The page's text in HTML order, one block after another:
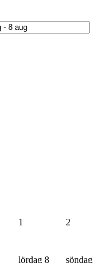
1 2
lördag 8 söndag